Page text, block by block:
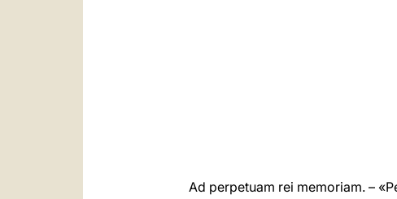
Ad perpetuam rei memoriam. –